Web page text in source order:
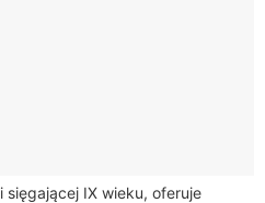
sięgającej IX wieku, oferuje